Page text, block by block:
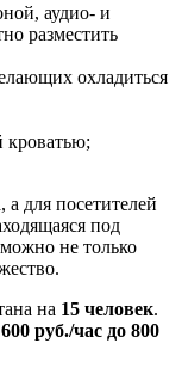
аудио- и
разместить
охладиться
кроватью;
для посетителей
под
не только
на 15 человек.
руб./час до 800